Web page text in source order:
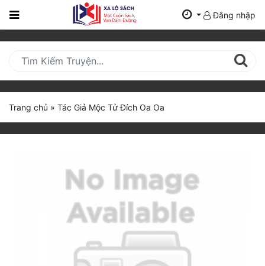
Trang
Mới
Cập
Nhật
(current)
Đăng nhập
Trang chủ » Tác Giả Mộc Tử Đích Oa Oa